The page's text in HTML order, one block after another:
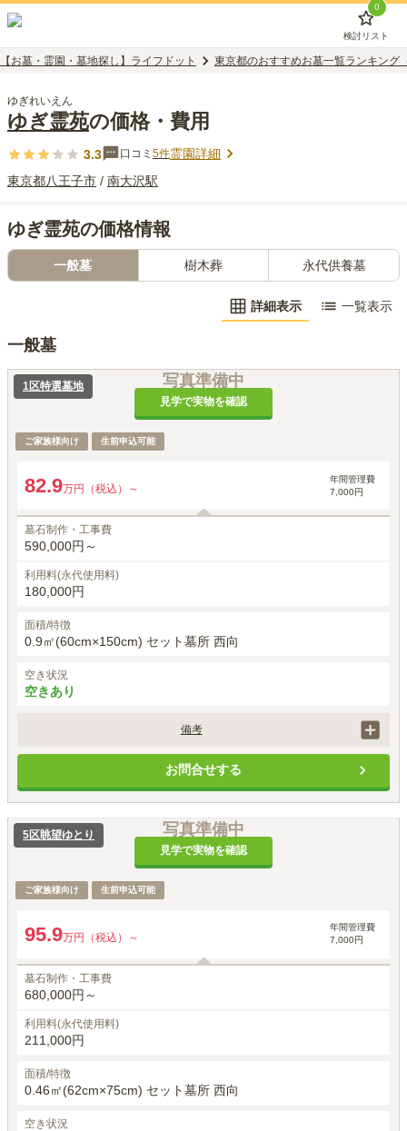
0
検討リスト
【お墓・霊園・墓地探し】ライフドット 東京都のおすすめお墓一覧ランキング
ゆぎれいえん
ゆぎ霊苑の価格・費用
3.3 口コミ 5件霊園詳細
東京都八王子市 / 南大沢駅
ゆぎ霊苑の価格情報
一般墓 樹木葬 永代供養墓
詳細表示 一覧表示
一般墓
写真準備中
見学で実物を確認
1区特選墓地
ご家族様向け 生前申込可能
82.9万円（税込）～
年間管理費
7,000円
墓石制作・工事費
590,000円～
利用料(永代使用料)
180,000円
面積/特徴
0.9㎡(60cm×150cm) セット墓所 西向
空き状況
空きあり
備考
墓石工事代は、石の材質や加工によって価格は異なります。
別途、埋葬料として27,500円（税込）がかかります。
初回納骨時のみ手桶使用料5,000円（税込）がかかります。
お問合せする
写真準備中
見学で実物を確認
5区眺望ゆとり
ご家族様向け 生前申込可能
95.9万円（税込）～
年間管理費
7,000円
墓石制作・工事費
680,000円～
利用料(永代使用料)
211,000円
面積/特徴
0.46㎡(62cm×75cm) セット墓所 西向
空き状況